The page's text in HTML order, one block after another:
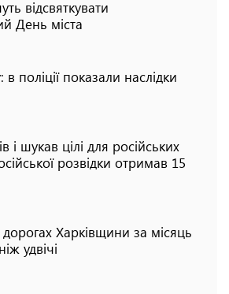
відсвяткувати
День міста
поліції показали наслідки
і шукав цілі для російських
розвідки отримав 15
Харківщини за місяць
удвічі